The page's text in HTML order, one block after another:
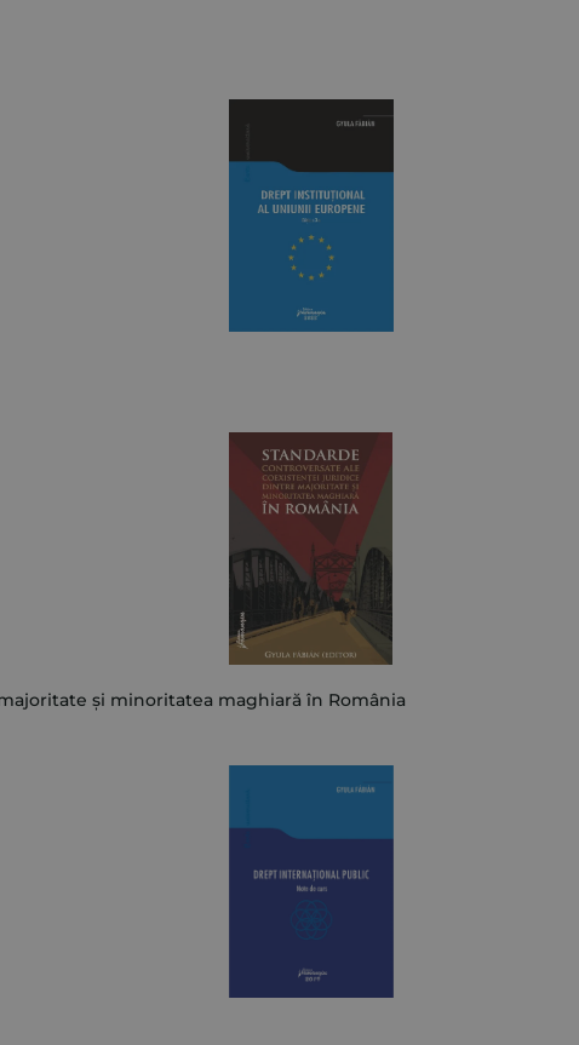
și minoritatea maghiară în România